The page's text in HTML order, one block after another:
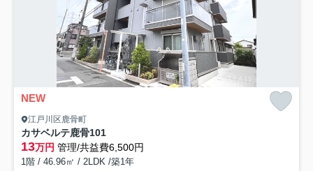
NEW
江戸川区鹿骨町
カサベルテ鹿骨101
13万円 管理/共益費6,500円
1階 / 46.96㎡ / 2LDK /築1年